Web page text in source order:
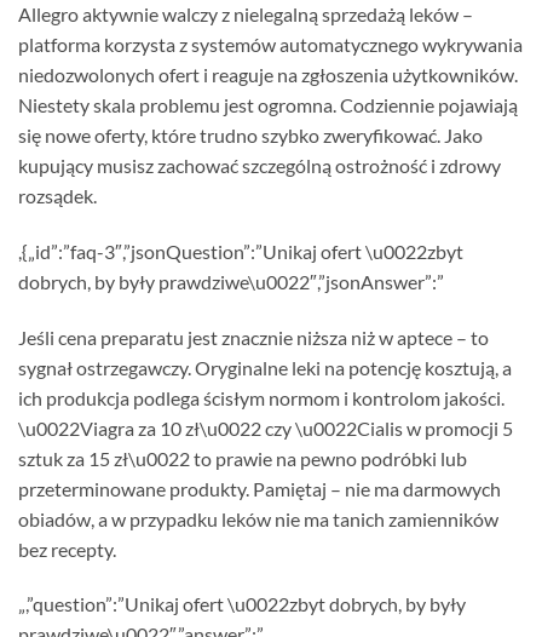
Allegro aktywnie walczy z nielegalną sprzedażą leków –
platforma korzysta z systemów automatycznego wykrywania
niedozwolonych ofert i reaguje na zgłoszenia użytkowników.
Niestety skala problemu jest ogromna. Codziennie pojawiają
się nowe oferty, które trudno szybko zweryfikować. Jako
kupujący musisz zachować szczególną ostrożność i zdrowy
rozsądek.
,{„id”:”faq-3″,”jsonQuestion”:”Unikaj ofert \u0022zbyt
dobrych, by były prawdziwe\u0022″,”jsonAnswer”:”
Jeśli cena preparatu jest znacznie niższa niż w aptece – to
sygnał ostrzegawczy. Oryginalne leki na potencję kosztują, a
ich produkcja podlega ścisłym normom i kontrolom jakości.
\u0022Viagra za 10 zł\u0022 czy \u0022Cialis w promocji 5
sztuk za 15 zł\u0022 to prawie na pewno podróbki lub
przeterminowane produkty. Pamiętaj – nie ma darmowych
obiadów, a w przypadku leków nie ma tanich zamienników
bez recepty.
„,”question”:”Unikaj ofert \u0022zbyt dobrych, by były